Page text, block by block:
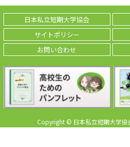
日本私立短期大学協会
サイトポリシー
お問い合わせ
Copyright © 日本私立短期大学協